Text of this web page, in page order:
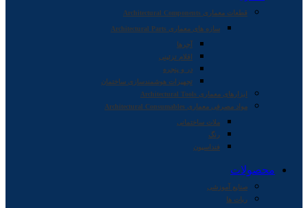
قطعات معماری Architectural Components
سازه های معماری Architectural Parts
آجرها
اقلام تزئینی
در و پنجره
تجهیزات هوشمندسازی ساختمان
ابزارهای معماری Architectural Tools
مواد مصرفی معماری Architectural Consumables
ملات ساختمانی
رنگ
فنداسیون
محصولات
صنایع آموزشی
ربات ها